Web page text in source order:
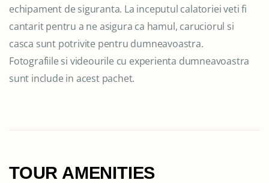
echipament de siguranta. La inceputul calatoriei veti fi
cantarit pentru a ne asigura ca hamul, caruciorul si
casca sunt potrivite pentru dumneavoastra.
Fotografiile si videourile cu experienta dumneavoastra
sunt include in acest pachet.
TOUR AMENITIES